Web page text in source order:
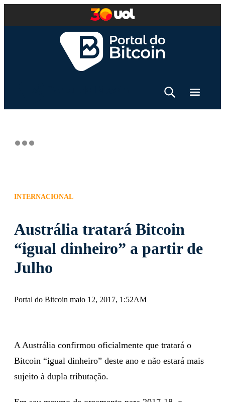
INTERNACIONAL
Austrália tratará Bitcoin
“igual dinheiro” a partir de
Julho
Portal do Bitcoin maio 12, 2017, 1:52AM
A Austrália confirmou oficialmente que tratará o
Bitcoin “igual dinheiro” deste ano e não estará mais
sujeito à dupla tributação.